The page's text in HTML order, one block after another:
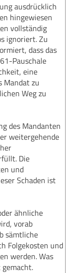
ausdrücklich
hingewiesen
vollständig
ignoriert. Zu
dass das
Pauschale
eine
Mandat zu
Weg zu
des Mandanten
weitergehende
Die
und
Schaden ist
ähnliche
vorab
sämtliche
Folgekosten und
werden. Was